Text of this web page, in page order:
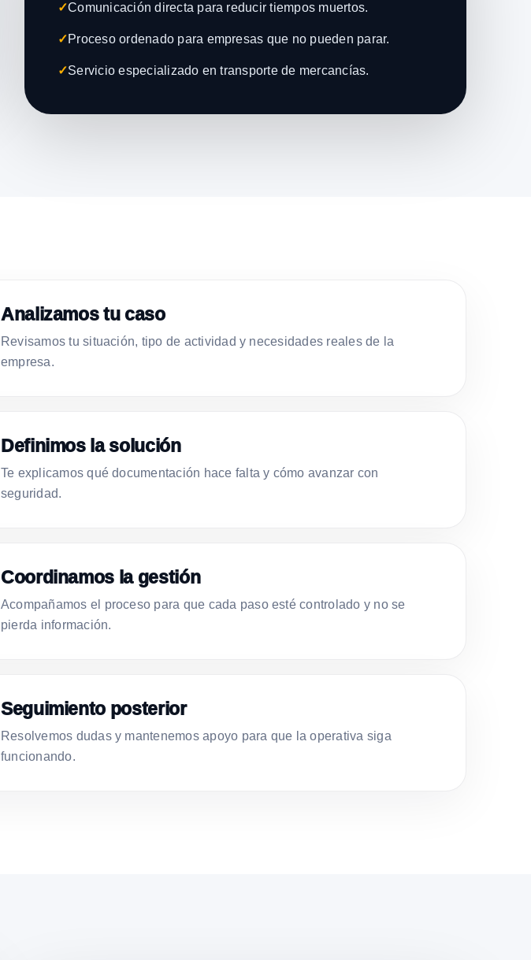
✓Comunicación directa para reducir tiempos muertos.
✓Proceso ordenado para empresas que no pueden parar.
✓Servicio especializado en transporte de mercancías.
Analizamos tu caso
Revisamos tu situación, tipo de actividad y necesidades reales de la
empresa.
Definimos la solución
Te explicamos qué documentación hace falta y cómo avanzar con
seguridad.
Coordinamos la gestión
Acompañamos el proceso para que cada paso esté controlado y no se
pierda información.
Seguimiento posterior
Resolvemos dudas y mantenemos apoyo para que la operativa siga
funcionando.